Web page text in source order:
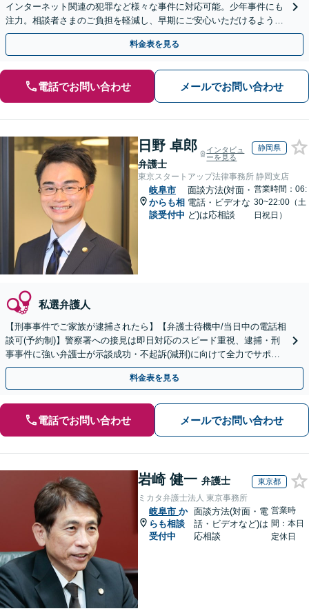
インターネット関連の犯罪など様々な事件に対応可能。少年事件にも
注力。相談者さまのご負担を軽減し、早期にご安心いただけるよう尽
力します【遠方のご依頼可】【裁判員裁判の経験あり】
料金表を見る
電話でお問い合わせ メールでお問い合わせ
日野 卓郎
弁護士
インタビュ
ーを見る
静岡県
東京スタートアップ法律事務所 静岡支店
岐阜市
からも相
談受付中
面談方法(対面・
電話・ビデオな
ど)は応相談
営業時間：06:
30~22:00（土
日祝日）
私選弁護人
【刑事事件でご家族が逮捕されたら】【弁護士待機中/当日中の電話相
談可(予約制)】警察署への接見は即日対応のスピード重視、逮捕・刑
事事件に強い弁護士が示談成功・不起訴(減刑)に向けて全力でサポー
トします。【加害者側の相談専門】
料金表を見る
電話でお問い合わせ メールでお問い合わせ
岩崎 健一 弁護士 東京都
ミカタ弁護士法人 東京事務所
岐阜市 か
らも相談
受付中
面談方法(対面・電
話・ビデオなど)は
応相談
営業時
間：本日
定休日